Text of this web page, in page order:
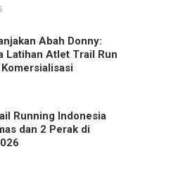
Abah Donny:
Latihan Atlet Trail Run
Running Indonesia
dan 2 Perak di